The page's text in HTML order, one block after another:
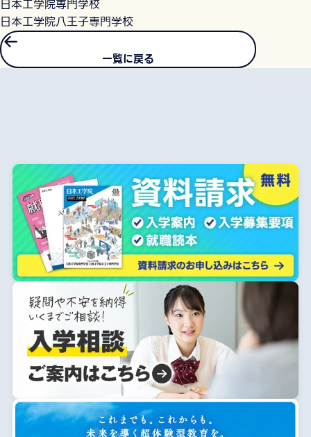
日本工学院専門学校
日本工学院八王子専門学校
一覧に戻る